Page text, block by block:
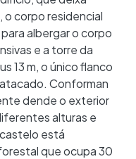
o corpo residencial
albergar o corpo
e a torre da
13 m, o único flanco
Conforman
dende o exterior
alturas e
está
que ocupa 30